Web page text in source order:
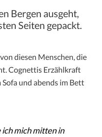
Bergen ausgeht,
Seiten gepackt.
diesen Menschen, die
Cognettis Erzählkraft
Sofa und abends im Bett
mich mitten in